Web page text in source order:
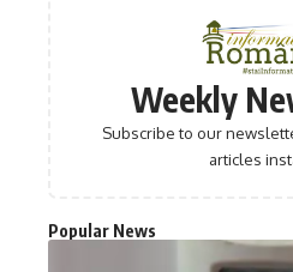
Weekly
Subscribe to our
articles
Popular News